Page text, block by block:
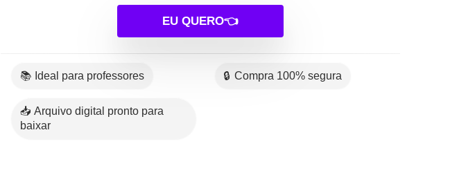
EU QUERO👈
📚 Ideal para professores 🔒 Compra 100% segura
📥 Arquivo digital pronto para
baixar